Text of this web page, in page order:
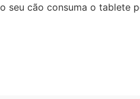
seu cão consuma o tablete